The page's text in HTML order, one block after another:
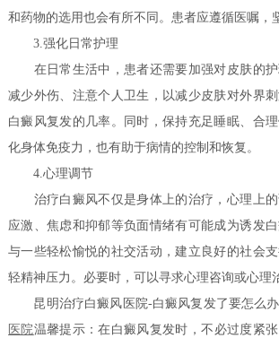
和药物的选用也会有所不同。患者应遵循医嘱，
3.强化日常护理
在日常生活中，患者还需要加强对皮肤的护
减少外伤、注意个人卫生，以减少皮肤对外界
白癜风复发的几率。同时，保持充足睡眠、合
化身体免疫力，也有助于病情的控制和恢复。
4.心理调节
治疗白癜风不仅是身体上的治疗，心理上的
应激、焦虑和抑郁等负面情绪有可能成为诱发
与一些轻松愉悦的社交活动，建立良好的社会
轻精神压力。必要时，可以寻求心理咨询或心理
昆明治疗白癜风医院-白癜风复发了要怎么办
医院温馨提示：在白癜风复发时，不必过度紧